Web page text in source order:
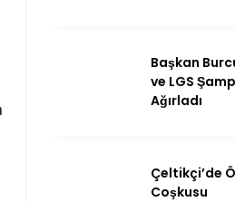
Başkan
ve LGS
Ağırladı
Çeltikçi’de
Coşkusu